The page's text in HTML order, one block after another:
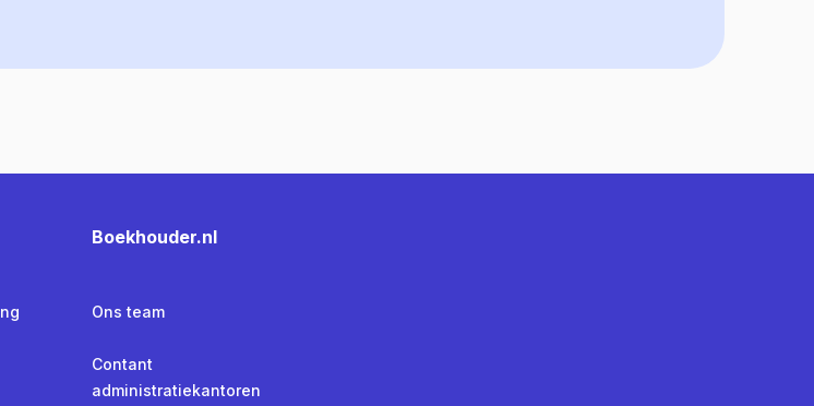
Boekhouder.nl
Ons team
Contant
administratiekantoren